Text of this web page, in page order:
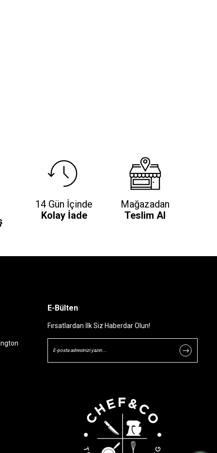
14 Gün İçinde
Kolay İade
Mağazadan
Teslim Al
E-Bülten
Fırsatlardan İlk Siz Haberdar Olun!